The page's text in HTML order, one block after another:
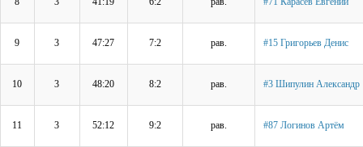
9 3 47:27 7:2 рав. #15 Григорьев Денис
10 3 48:20 8:2 рав. #3 Шипулин Александр
11 3 52:12 9:2 рав. #87 Логинов Артём